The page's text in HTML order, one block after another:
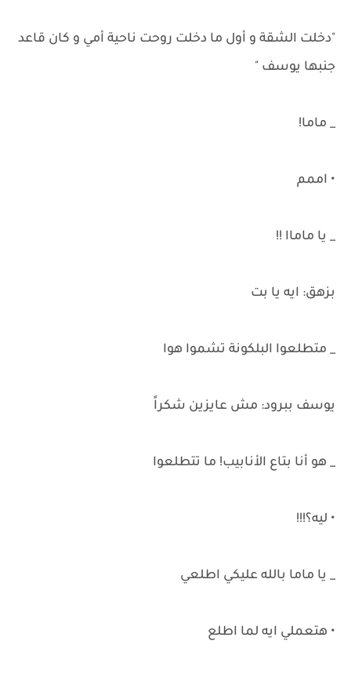
"دخلت الشقة و أول ما دخلت روحت ناحية أمي و كان قاعد
جنبها يوسف "
_ ماما!
• اممم
_ يا ماماا !!
بزهق: ايه يا بت
_ متطلعوا البلكونة تشموا هوا
يوسف ببرود: مش عايزين شكراً
_ هو أنا بتاع الأنابيب! ما تتطلعوا
• ليه؟!!!
_ يا ماما بالله عليكي اطلعي
• هتعملي ايه لما اطلع